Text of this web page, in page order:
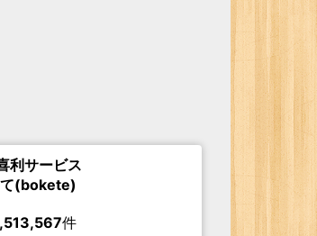
利サービス
て(bokete)
件